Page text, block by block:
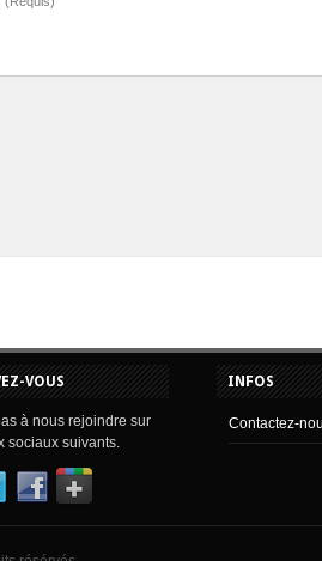
VOUS
à nous rejoindre sur
sociaux suivants.
INFOS
Contactez-